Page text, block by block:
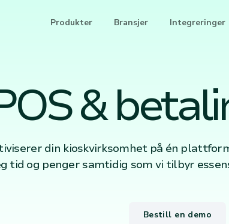
Produkter Bransjer Integreringer
&
din kioskvirksomhet på én
tid og penger samtidig som vi tilbyr
Bestill en demo